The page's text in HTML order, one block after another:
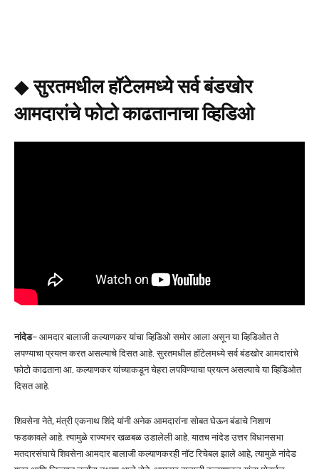
◆सुरतमधील हॉटेलमध्ये सर्व बंडखोर
आमदारांचे फोटो काढतानाचा व्हिडिओ
नांदेड– आमदार बालाजी कल्याणकर यांचा व्हिडिओ समोर आला असून या व्हिडिओत ते
लपण्याचा प्रयत्न करत असल्याचे दिसत आहे. सुरतमधील हॉटेलमध्ये सर्व बंडखोर आमदारांचे
फोटो काढताना आ. कल्याणकर यांच्याकडून चेहरा लपविण्याचा प्रयत्न असल्याचे या व्हिडिओत
दिसत आहे.
शिवसेना नेते, मंत्री एकनाथ शिंदे यांनी अनेक आमदारांना सोबत घेऊन बंडाचे निशाण
फडकावले आहे. त्यामुळे राज्यभर खळबळ उडालेली आहे. यातच नांदेड उत्तर विधानसभा
मतदारसंघाचे शिवसेना आमदार बालाजी कल्याणकरही नॉट रिचेबल झाले आहे, त्यामुळे नांदेड